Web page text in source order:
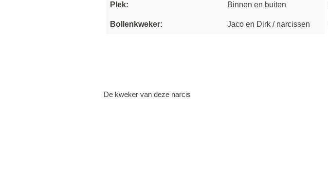
Plek: Binnen en buiten
Bollenkweker: Jaco en Dirk / narcissen
De kweker van deze narcis